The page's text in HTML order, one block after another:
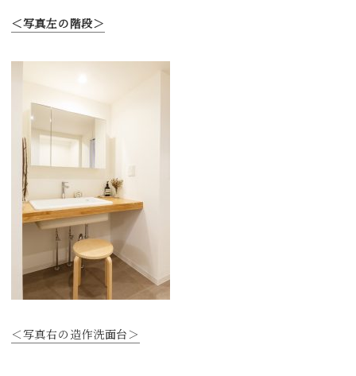
＜写真左の階段＞
＜写真右の造作洗面台＞